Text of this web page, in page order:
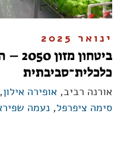
ינואר 2025
ביטחון
כלכלית־סביבתית
אורנה רביב, אופירה אילון,
סימה ציפרפל, נעמה